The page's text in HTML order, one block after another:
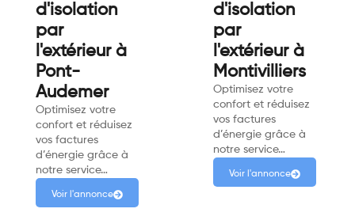
d'isolation
par
l'extérieur à
Pont-
Audemer
Optimisez votre
confort et réduisez
vos factures
d’énergie grâce à
notre service…
Voir l'annonce
d'isolation
par
l'extérieur à
Montivilliers
Optimisez votre
confort et réduisez
vos factures
d’énergie grâce à
notre service…
Voir l'annonce